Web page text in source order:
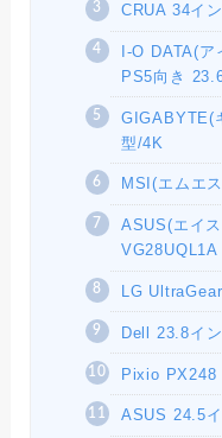
CRUA 34イ
I-O DATA(
PS5向き
GIGABYTE(
型/4K
MSI(エムエ
ASUS(エイ
LG
Dell 23.8イ
Pixio PX248
ASUS 24.5